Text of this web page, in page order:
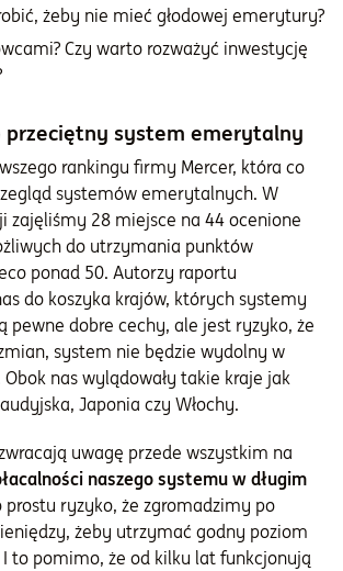
żeby nie mieć głodowej emerytury?
Czy warto rozważyć inwestycję
przeciętny system emerytalny
rankingu firmy Mercer, która co
systemów emerytalnych. W
zajęliśmy 28 miejsce na 44 ocenione
do utrzymania punktów
ponad 50. Autorzy raportu
do koszyka krajów, których systemy
dobre cechy, ale jest ryzyko, że
system nie będzie wydolny w
nas wylądowały takie kraje jak
Japonia czy Włochy.
uwagę przede wszystkim na
naszego systemu w długim
prostu ryzyko, że zgromadzimy po
żeby utrzymać godny poziom
to pomimo, że od kilku lat funkcjonują